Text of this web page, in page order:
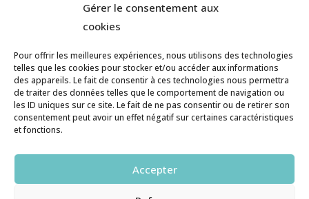
Gérer le consentement aux
cookies
Pour offrir les meilleures expériences, nous utilisons des technologies
telles que les cookies pour stocker et/ou accéder aux informations
des appareils. Le fait de consentir à ces technologies nous permettra
de traiter des données telles que le comportement de navigation ou
les ID uniques sur ce site. Le fait de ne pas consentir ou de retirer son
consentement peut avoir un effet négatif sur certaines caractéristiques
et fonctions.
Accepter
Histoire de pâtes utilise des cookies. Pour en
savoir plus, ainsi que sur la politique de
confidentialité, cliquez ici.
Contact
histoiredepates@gmail.com